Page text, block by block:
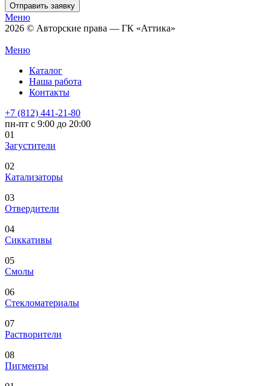
Отправить заявку
Меню
2026 © Авторские права — ГК «Аттика»
Меню
Каталог
Наша работа
Контакты
+7 (812) 441-21-80
пн-пт с 9:00 до 20:00
01
Загустители
02
Катализаторы
03
Отвердители
04
Сиккативы
05
Смолы
06
Стекломатериалы
07
Растворители
08
Пигменты